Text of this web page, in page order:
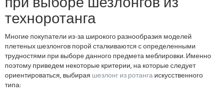
техноротанга
Многие покупатели из-за широкого разнообразия моделей
плетеных шезлонгов порой сталкиваются с определенными
трудностями при выборе данного предмета меблировки. Именно
поэтому приведем некоторые критерии, на которые следует
ориентироваться, выбирая шезлонг из ротангаискусственного
типа: